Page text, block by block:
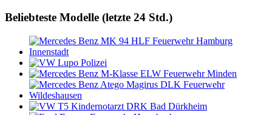
Beliebteste Modelle (letzte 24 Std.)